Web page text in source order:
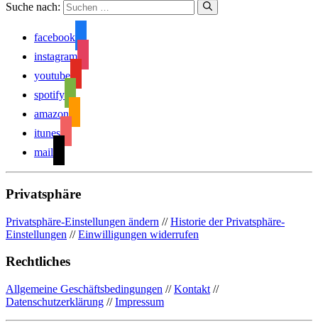
Suche nach:
facebook
instagram
youtube
spotify
amazon
itunes
mail
Privatsphäre
Privatsphäre-Einstellungen ändern //Historie der Privatsphäre-
Einstellungen //Einwilligungen widerrufen
Rechtliches
Allgemeine Geschäftsbedingungen //Kontakt //
Datenschutzerklärung //Impressum